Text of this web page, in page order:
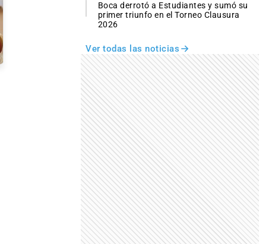
Boca derrotó a Estudiantes y sumó su
primer triunfo en el Torneo Clausura
2026
Ver todas las noticias